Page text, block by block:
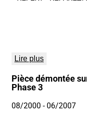
Lire plus
Pièce démontée
Phase 3
08/2000 - 06/2007